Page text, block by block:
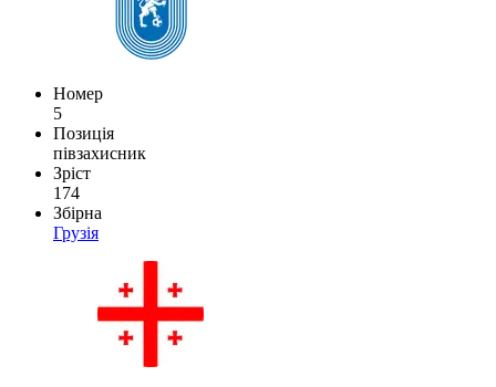
Номер
5
Позиція
півзахисник
Зріст
174
Збірна
Грузія